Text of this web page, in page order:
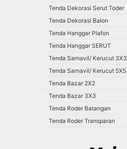
Tenda Dekorasi Serut Toder
Tenda Dekorasi Balon
Tenda Hanggar Plafon
Tenda Hanggar SERUT
Tenda Sarnavil/ Kerucut 3X3
Tenda Sarnavil/ Kerucut 5X5
Tenda Bazar 2X2
Tenda Bazar 3X3
Tenda Roder Batangan
Tenda Roder Transparan